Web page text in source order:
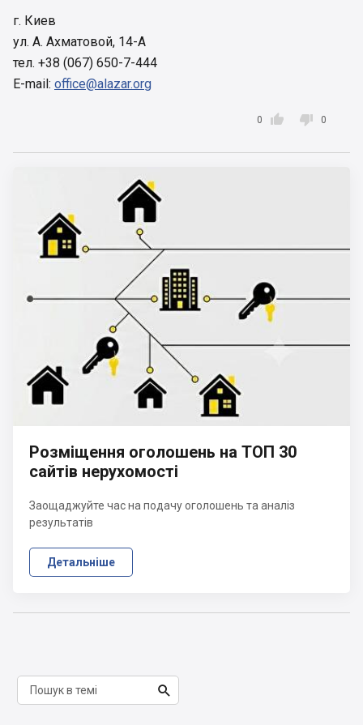
г. Киев
ул. А. Ахматовой, 14-А
тел. +38 (067) 650-7-444
E-mail: office@alazar.org

0  0
Розміщення оголошень на ТОП 30
сайтів нерухомості
Заощаджуйте час на подачу оголошень та аналіз
результатів
Детальніше
